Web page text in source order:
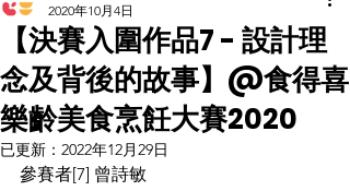
【決賽入圍作品7 - 設計理
念及背後的故事】@食得喜
樂齡美食烹飪大賽2020
2020年10月4日
已更新： 2022年12月29日
參賽者[7] 曾詩敏